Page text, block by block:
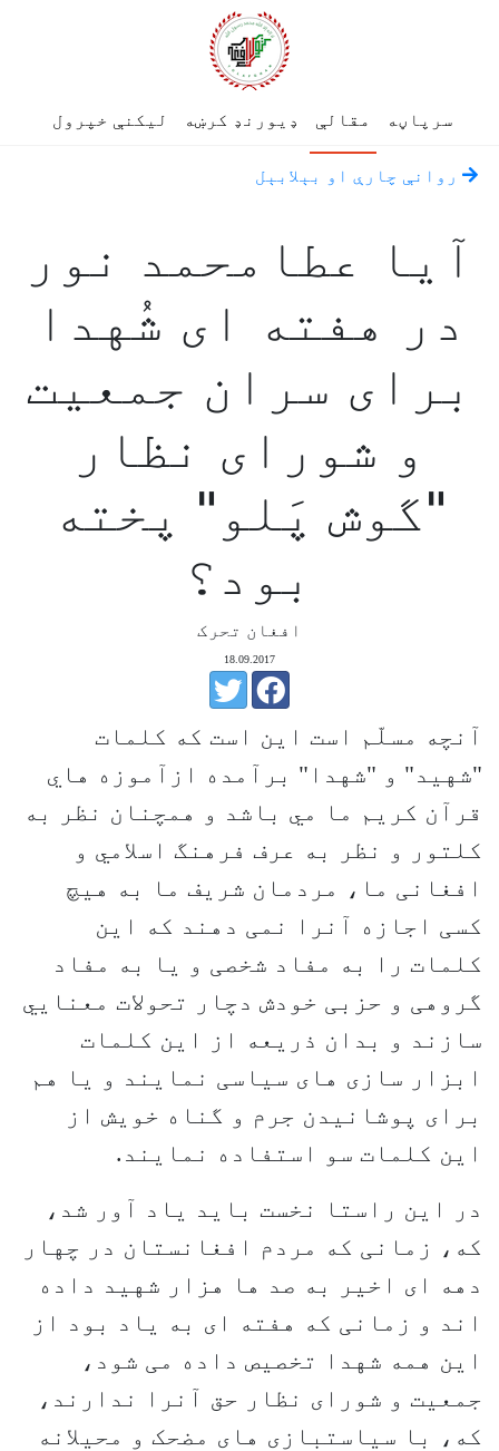
سرپاڼه مقالې ډیورنډ کرښه لیکنې خپرول
روانې چارې او بېلابېل
آیا عطامحمد نور
در هفته ای شُهدا
برای سران جمعیت
و شورای نظار
"گوش پَلو" پخته
بود؟
افغان تحرک
18.09.2017
آنچه مسلّم است اين است كه کلمات
"شهید" و "شهدا" برآمده ازآموزه هاي
قرآن کریم ما مي باشد و همچنان نظر به
کلتور و نظر به عرف فرهنگ اسلامي و
افغانی ما، مردمان شریف ما به هیچ
کسی اجازه آنرا نمی دهند که این
کلمات را به مفاد شخصی و یا به مفاد
گروهی و حزبی خودش دچار تحولات معنايي
سازند و بدان ذریعه از این کلمات
ابزار سازی های سیاسی نمایند و یا هم
برای پوشانیدن جرم و گناه خویش از
این کلمات سو استفاده نمایند.
در این راستا نخست باید یاد آور شد،
که، زمانی که مردم افغانستان در چهار
دهه ای اخیر به صد ها هزار شهید داده
اند و زمانی که هفته ای به یاد بود از
این همه شهدا تخصیص داده می شود،
جمعیت و شورای نظار حق آنرا ندارند،
که، با سیاستبازی های مضحک و محیلانه